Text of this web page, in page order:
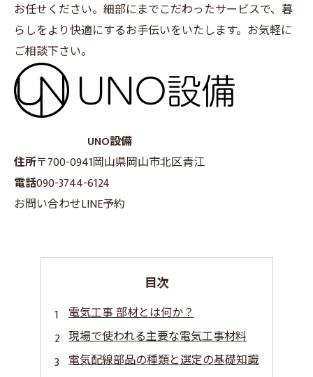
お任せください。細部にまでこだわったサービスで、暮
らしをより快適にするお手伝いをいたします。お気軽に
ご相談下さい。
UNO設備
住所〒700-0941岡山県岡山市北区青江
電話090-3744-6124
お問い合わせLINE予約
目次
電気工事 部材とは何か？
現場で使われる主要な電気工事材料
電気配線部品の種類と選定の基礎知識